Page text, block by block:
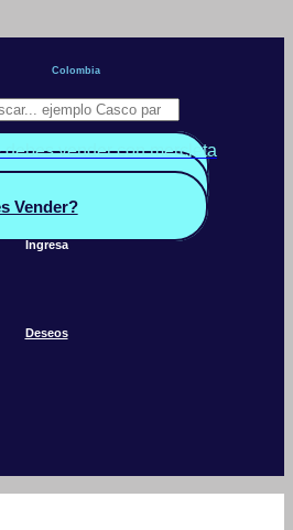
Colombia
vender con mercleta
Vender
Vender?
Ingresa
Deseos